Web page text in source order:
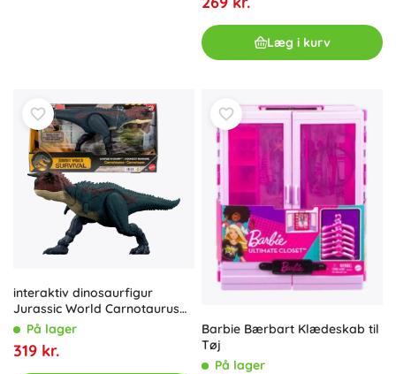
Læg i kurv
interaktiv dinosaurfigur
Jurassic World Carnotaurus
20 cm med lyde
På lager
319 kr.
Barbie Bærbart Klædeskab til
Tøj
På lager